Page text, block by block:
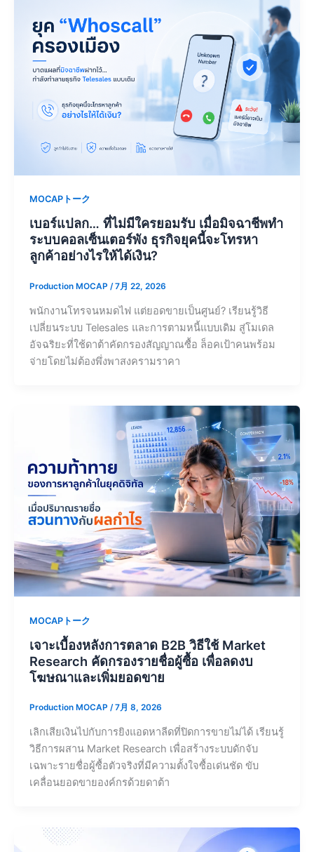
MOCAPトーク
เบอร์แปลก… ที่ไม่มีใครยอมรับ เมื่อมิจฉาชีพทำ
ระบบคอลเซ็นเตอร์พัง ธุรกิจยุคนี้จะโทรหา
ลูกค้าอย่างไรให้ได้เงิน?
Production MOCAP /7月 22, 2026
พนักงานโทรจนหมดไฟ แต่ยอดขายเป็นศูนย์? เรียนรู้วิธี
เปลี่ยนระบบ Telesales และการตามหนี้แบบเดิม สู่โมเดล
อัจฉริยะที่ใช้ดาต้าคัดกรองสัญญาณซื้อ ล็อคเป้าคนพร้อม
จ่ายโดยไม่ต้องพึ่งพาสงครามราคา
MOCAPトーク
เจาะเบื้องหลังการตลาด B2B วิธีใช้ Market
Research คัดกรองรายชื่อผู้ซื้อ เพื่อลดงบ
โฆษณาและเพิ่มยอดขาย
Production MOCAP /7月 8, 2026
เลิกเสียเงินไปกับการยิงแอดหาลีดที่ปิดการขายไม่ได้ เรียนรู้
วิธีการผสาน Market Research เพื่อสร้างระบบดักจับ
เฉพาะรายชื่อผู้ซื้อตัวจริงที่มีความตั้งใจซื้อเด่นชัด ขับ
เคลื่อนยอดขายองค์กรด้วยดาต้า